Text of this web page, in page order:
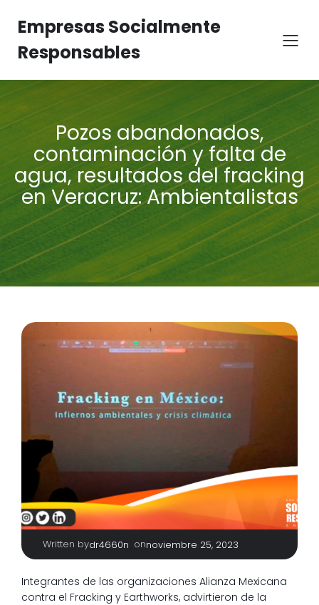
Empresas Socialmente
Responsables
Pozos abandonados,
contaminación y falta de
agua, resultados del fracking
en Veracruz: Ambientalistas
Written bydr4660n onnoviembre 25, 2023
Integrantes de las organizaciones Alianza Mexicana
contra el Fracking y Earthworks, advirtieron de la